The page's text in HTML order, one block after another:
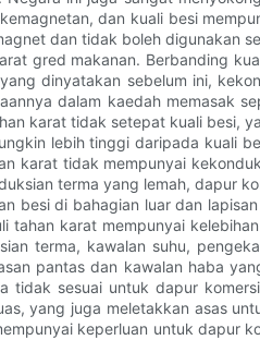
dan kuali besi
dan tidak boleh digunakan
gred makanan. Berbanding
dinyatakan sebelum ini,
dalam kaedah memasak
karat tidak setepat kuali besi,
lebih tinggi daripada kuali
karat tidak mempunyai
terma yang lemah, dapur
di bahagian luar dan
karat mempunyai
terma, kawalan suhu,
pantas dan kawalan haba
sesuai untuk dapur
yang juga meletakkan asas
keperluan untuk dapur